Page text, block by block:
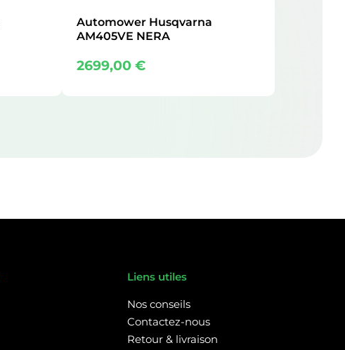
Automower Husqvarna
AM405VE NERA
2699,00€
Liens utiles
Nos conseils
Contactez-nous
Retour & livraison